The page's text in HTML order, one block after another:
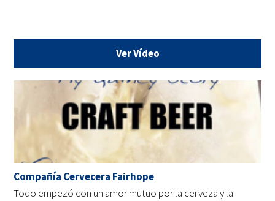
Ver Vídeo
Compañía Cervecera Fairhope
Todo empezó con un amor mutuo por la cerveza y la